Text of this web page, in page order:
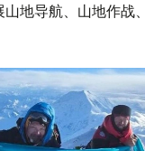
地导航、山地作战